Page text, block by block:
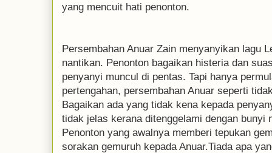
yang mencuit hati penonton.
Persembahan Anuar Zain menyanyikan lagu
nantikan. Penonton bagaikan histeria dan
penyanyi muncul di pentas. Tapi hanya
pertengahan, persembahan Anuar seperti
Bagaikan ada yang tidak kena kepada
tidak jelas kerana ditenggelami dengan bunyi
Penonton yang awalnya memberi tepukan
sorakan gemuruh kepada Anuar.Tiada apa